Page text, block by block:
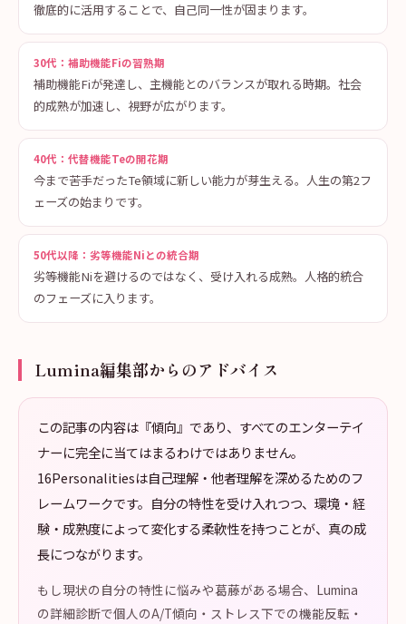
徹底的に活用することで、自己同一性が固まります。
30代：補助機能Fiの習熟期
補助機能Fiが発達し、主機能とのバランスが取れる時期。社会
的成熟が加速し、視野が広がります。
40代：代替機能Teの開花期
今まで苦手だったTe領域に新しい能力が芽生える。人生の第2フ
ェーズの始まりです。
50代以降：劣等機能Niとの統合期
劣等機能Niを避けるのではなく、受け入れる成熟。人格的統合
のフェーズに入ります。
Lumina編集部からのアドバイス
この記事の内容は『傾向』であり、すべてのエンターテイ
ナーに完全に当てはまるわけではありません。
16Personalitiesは自己理解・他者理解を深めるためのフ
レームワークです。自分の特性を受け入れつつ、環境・経
験・成熟度によって変化する柔軟性を持つことが、真の成
長につながります。
もし現状の自分の特性に悩みや葛藤がある場合、Lumina
の詳細診断で個人のA/T傾向・ストレス下での機能反転・